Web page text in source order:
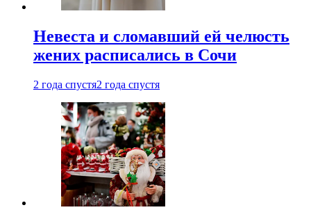
Невеста и сломавший ей челюсть
жених расписались в Сочи
2 года спустя2 года спустя